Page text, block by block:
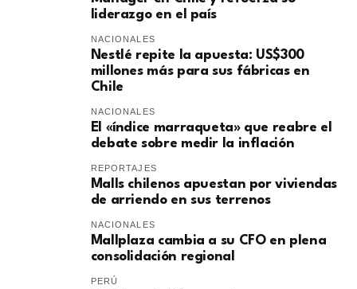
liderazgo en el país
NACIONALES
Nestlé repite la apuesta: US$300
millones más para sus fábricas en
Chile
NACIONALES
El «índice marraqueta» que reabre el
debate sobre medir la inflación
REPORTAJES
Malls chilenos apuestan por viviendas
de arriendo en sus terrenos
NACIONALES
Mallplaza cambia a su CFO en plena
consolidación regional
PERÚ